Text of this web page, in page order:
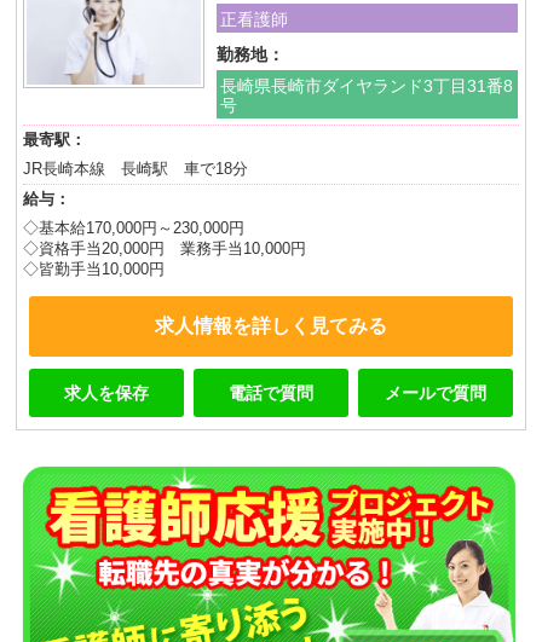
正看護師
勤務地：
長崎県長崎市ダイヤランド3丁目31番8
号
最寄駅：
JR長崎本線 長崎駅 車で18分
給与：
◇基本給170,000円～230,000円
◇資格手当20,000円 業務手当10,000円
◇皆勤手当10,000円
求人情報を詳しく見てみる
求人を保存 電話で質問 メールで質問